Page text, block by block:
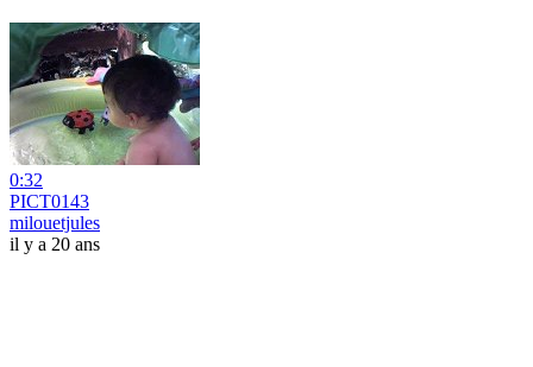
0:32
PICT0143
milouetjules
il y a 20 ans